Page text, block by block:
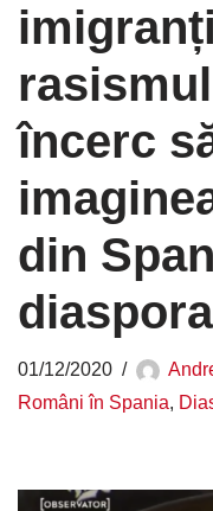
încerc
din
01/12/2020
Români în Spania,